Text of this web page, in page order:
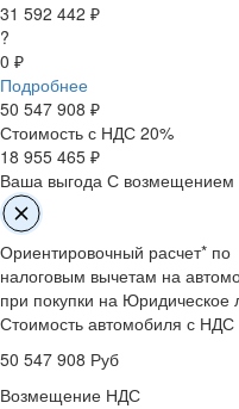
31 592 442 ₽
?
0 ₽
Подробнее
50 547 908 ₽
Стоимость с НДС 20%
18 955 465 ₽
Ваша выгода С возмещением
Ориентировочный расчет* по
налоговым вычетам на
при покупки на Юридическое
Стоимость автомобиля с НДС
50 547 908 Руб
Возмещение НДС